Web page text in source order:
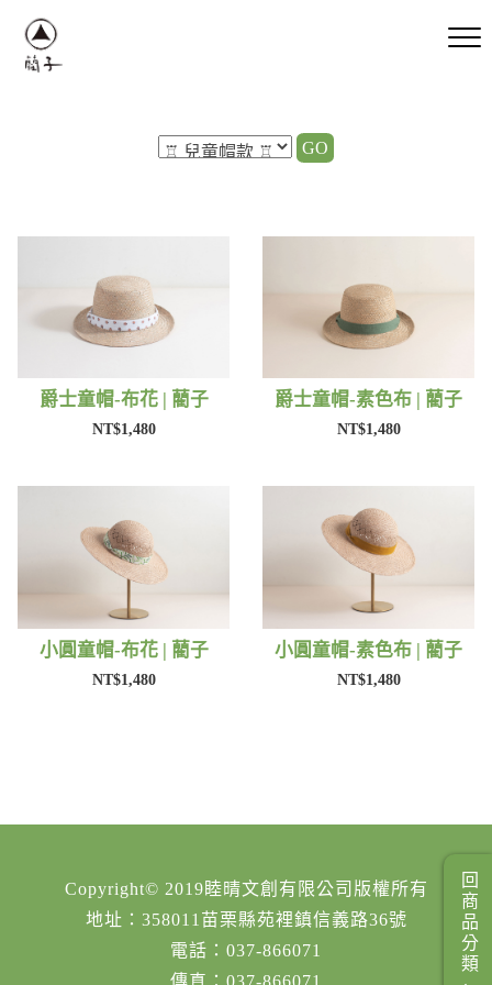
GO
爵士童帽-布花 | 藺子
NT$1,480
爵士童帽-素色布 | 藺子
NT$1,480
小圓童帽-布花 | 藺子
NT$1,480
小圓童帽-素色布 | 藺子
NT$1,480
Copyright© 2019睦晴文創有限公司版權所有
地址：358011苗栗縣苑裡鎮信義路36號
電話：037-866071
傳真：037-866071
回商品分類